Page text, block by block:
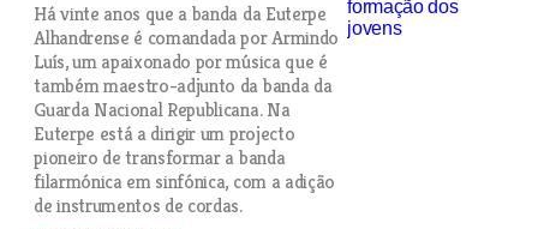
Há vinte anos que a banda da Euterpe
Alhandrense é comandada por Armindo
Luís, um apaixonado por música que é
também maestro-adjunto da banda da
Guarda Nacional Republicana. Na
Euterpe está a dirigir um projecto
pioneiro de transformar a banda
filarmónica em sinfónica, com a adição
de instrumentos de cordas.